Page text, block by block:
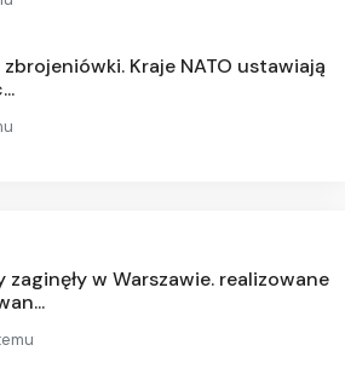
Kraje NATO ustawiają
zaginęły w Warszawie. realizowane